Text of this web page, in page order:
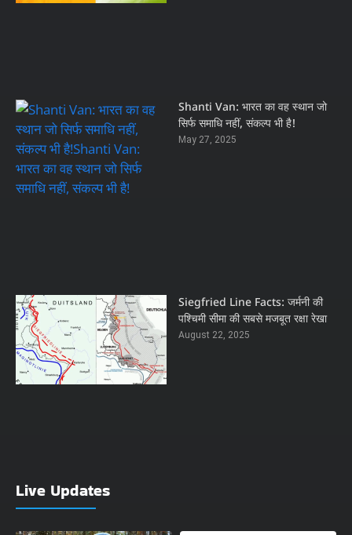
Shanti Van: भारत का वह स्थान जो
सिर्फ समाधि नहीं, संकल्प भी है!
May 27, 2025
Siegfried Line Facts: जर्मनी की
पश्चिमी सीमा की सबसे मजबूत रक्षा रेखा
August 22, 2025
Live Updates